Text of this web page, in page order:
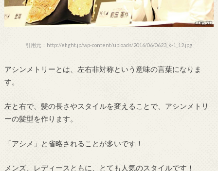
引用元：http://efight.jp/wp-content/uploads/2016/06/0623_k-1_12.jpg
アシンメトリーとは、左右非対称という意味の言葉になりま
す。
左と右で、髪の長さやスタイルを変えることで、アシンメトリ
ーの髪型を作ります。
「アシメ」と省略されることが多いです！
メンズ、レディースともに、とても人気のスタイルです！